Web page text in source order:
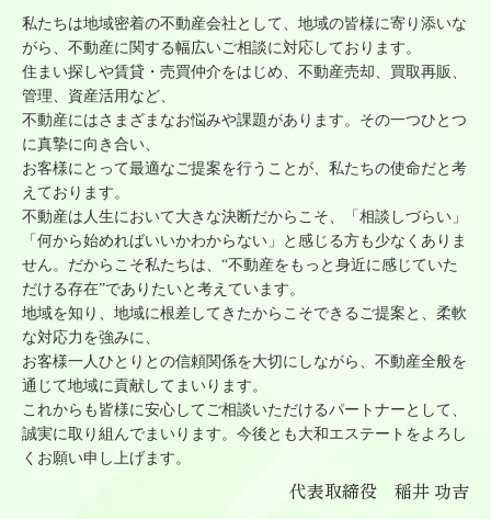
私たちは地域密着の不動産会社として、地域の皆様に寄り添いな
がら、不動産に関する幅広いご相談に対応しております。
住まい探しや賃貸・売買仲介をはじめ、不動産売却、買取再販、
管理、資産活用など、
不動産にはさまざまなお悩みや課題があります。その一つひとつ
に真摯に向き合い、
お客様にとって最適なご提案を行うことが、私たちの使命だと考
えております。
不動産は人生において大きな決断だからこそ、「相談しづらい」
「何から始めればいいかわからない」と感じる方も少なくありま
せん。だからこそ私たちは、“不動産をもっと身近に感じていた
だける存在”でありたいと考えています。
地域を知り、地域に根差してきたからこそできるご提案と、柔軟
な対応力を強みに、
お客様一人ひとりとの信頼関係を大切にしながら、不動産全般を
通じて地域に貢献してまいります。
これからも皆様に安心してご相談いただけるパートナーとして、
誠実に取り組んでまいります。今後とも大和エステートをよろし
くお願い申し上げます。
代表取締役 稲井 功吉